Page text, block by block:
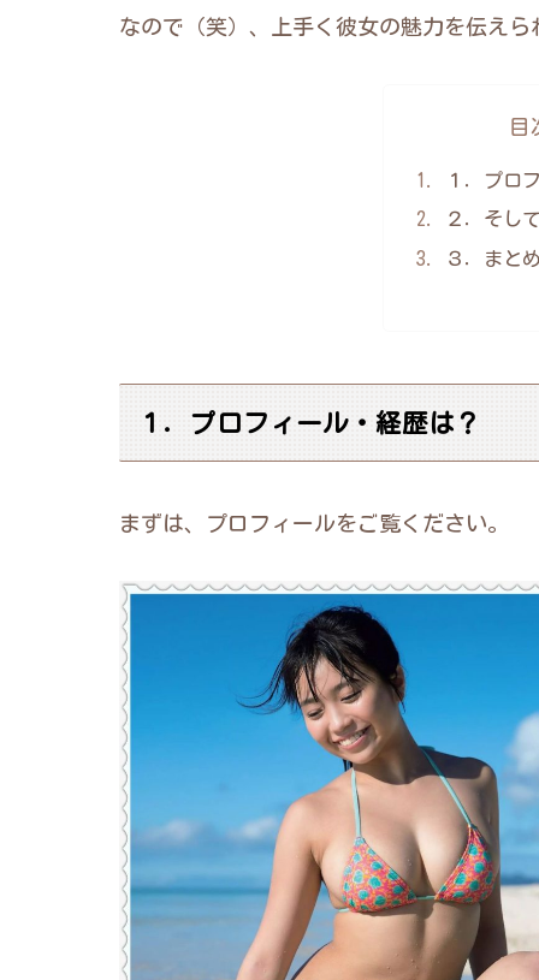
なので（笑）、上手く彼女の魅力を伝え
目
１．プロ
２．そし
３．まと
１．プロフィール・経歴は？
まずは、プロフィールをご覧ください。